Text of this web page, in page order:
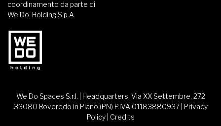
coordinamento da parte di
We.Do. Holding S.p.A.
We Do Spaces S.r.l. | Headquarters: Via XX Settembre, 272
33080 Roveredo in Piano (PN) P.IVA 01183880937 | Privacy
Policy| Credits